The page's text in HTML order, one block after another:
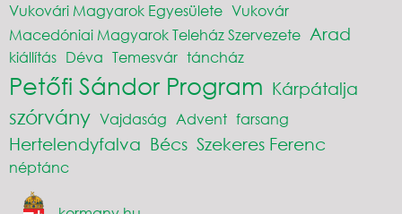
Vukovári Magyarok Egyesülete Vukovár
Macedóniai Magyarok Teleház Szervezete Arad
kiállítás Déva Temesvár táncház
Petőfi Sándor Program Kárpátalja
szórvány Vajdaság Advent farsang
Hertelendyfalva Bécs Szekeres Ferenc
néptánc